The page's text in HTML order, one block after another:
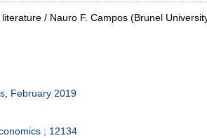
/ Nauro F. Campos (Brunel
, February 2019
; 12134